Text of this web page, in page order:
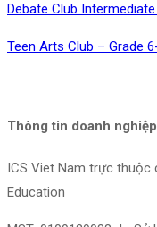
Debate Club
Teen Arts Club – Grade
Thông tin doanh nghiệp
ICS Viet Nam trực thuộc
Education